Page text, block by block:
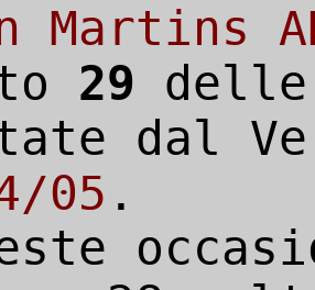
Martins
29
dal
05 .